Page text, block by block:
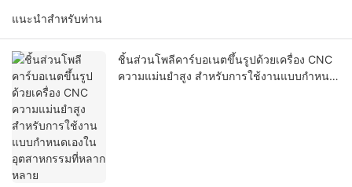
แนะนำสำหรับท่าน
ชิ้นส่วนโพลีคาร์บอเนตขึ้นรูปด้วยเครื่อง CNC
ความแม่นยำสูง สำหรับการใช้งานแบบกำหนด